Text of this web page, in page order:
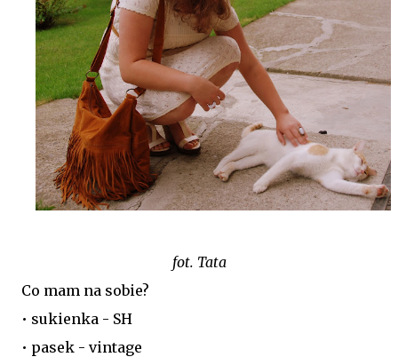
fot. Tata
Co mam na sobie?
• sukienka - SH
• pasek - vintage